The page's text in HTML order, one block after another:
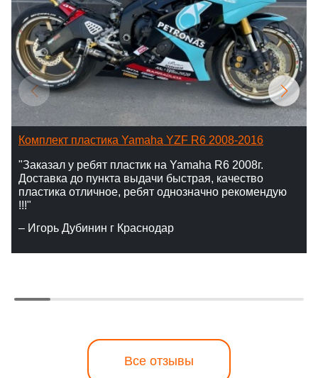
Комплект пластика Yamaha YZF R6 2008-2016
"Заказал у ребят пластик на Yamaha R6 2008г.
Доставка до пункта выдачи быстрая, качество
пластика отличное, ребят однозначно рекомендую
!!!"
– Игорь Дубинин г Краснодар
Все отзывы